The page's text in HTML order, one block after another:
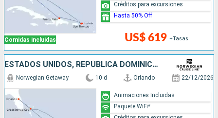
Comidas incluidas US$ 619 +Tasas
Créditos para excursiones
Hasta 50% Off
ESTADOS UNIDOS, REPÚBLICA DOMINICANA, PUERTO RICO, SAN MARTÍN, BAHAMAS
Norwegian Getaway 10 d Orlando 22/12/2026
Animaciones Incluidas
Paquete WiFi*